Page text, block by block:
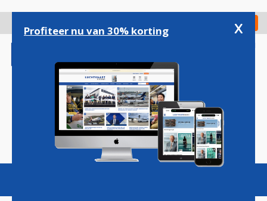
gaan
Check in
Magazine Podcasts Vacatures
Profiteer nu van 30% korting x